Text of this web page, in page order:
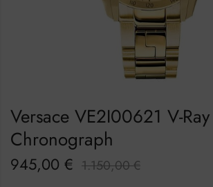
Versace VE2I00621 V-
Chronograph
945,00 € 1.150,00€